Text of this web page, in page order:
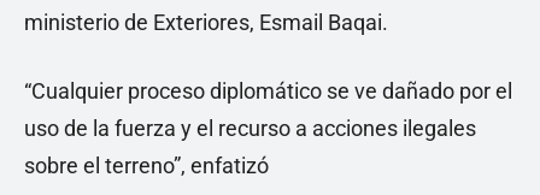
ministerio de Exteriores, Esmail Baqai.
“Cualquier proceso diplomático se ve dañado por el
uso de la fuerza y el recurso a acciones ilegales
sobre el terreno”, enfatizó